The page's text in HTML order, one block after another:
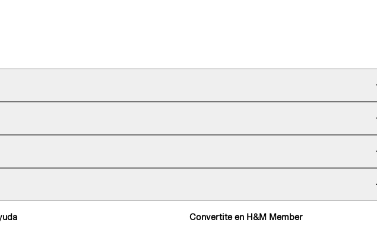
Convertite en H&M Member